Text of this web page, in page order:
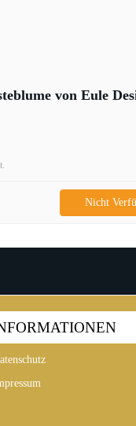
von Eule
Nicht